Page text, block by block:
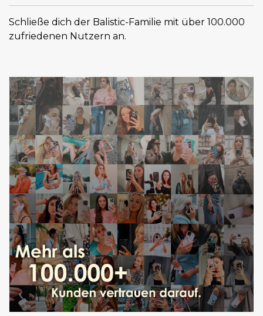
Schließe dich der Balistic-Familie mit über 100.000
zufriedenen Nutzern an.